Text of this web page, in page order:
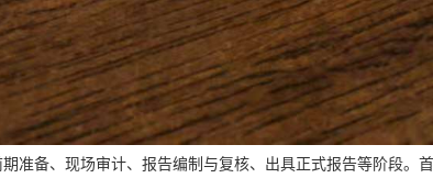
准备、现场审计、报告编制与复核、出具正式报告等阶段。